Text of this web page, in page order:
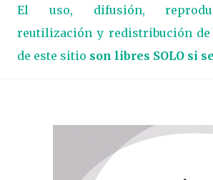
El uso, difusión,
reutilización y redistribución
de este sitio son libres SOLO si